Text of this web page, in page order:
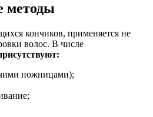
методы
кончиков, применяется не
волос. В числе
ножницами);